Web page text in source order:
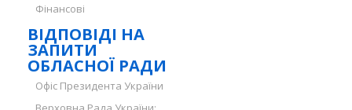
Фінансові
ВІДПОВІДІ НА
ЗАПИТИ
ОБЛАСНОЇ РАДИ
Офіс Президента України